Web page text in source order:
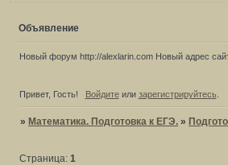
Объявление
Новый форум http://alexlarin.com Новый адрес
Привет, Гость! Войдитеили зарегистрируйтесь.
»Математика. Подготовка к ЕГЭ. »
Страница: 1